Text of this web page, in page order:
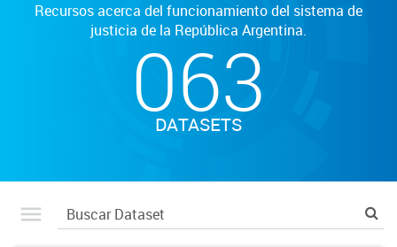
Recursos acerca del funcionamiento del sistema de
justicia de la República Argentina.
063
DATASETS